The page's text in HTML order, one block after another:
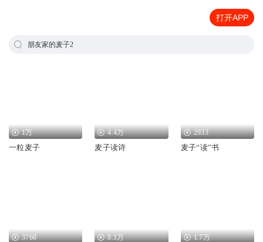
打开APP
朋友家的麦子2
1万
一粒麦子
4.4万
麦子读诗
2933
麦子“读”书
3768 8.1万 1.7万